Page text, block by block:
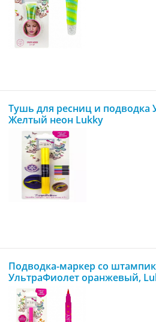
Тушь для ресниц и подводка
Желтый неон Lukky
Подводка-маркер со
УльтраФиолет оранжевый,